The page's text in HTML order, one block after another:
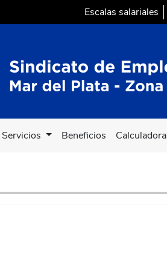
Escalas salariales
Servicios Beneficios Calculadora